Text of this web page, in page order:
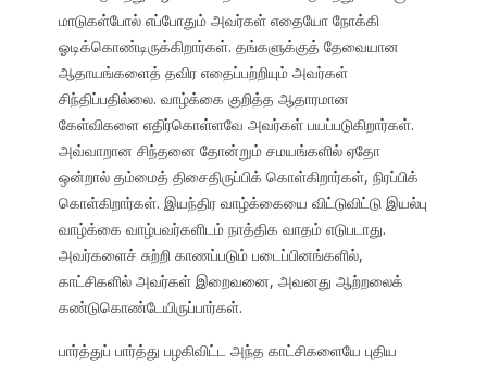
மாடுகள்போல் எப்போதும் அவர்கள் எதையோ நோக்கி
ஓடிக்கொண்டிருக்கிறார்கள். தங்களுக்குத் தேவையான
ஆதாயங்களைத் தவிர எதைப்பற்றியும் அவர்கள்
சிந்திப்பதில்லை. வாழ்க்கை குறித்த ஆதாரமான
கேள்விகளை எதிர்கொள்ளவே அவர்கள் பயப்படுகிறார்கள்.
அவ்வாறான சிந்தனை தோன்றும் சமயங்களில் ஏதோ
ஒன்றால் தம்மைத் திசைதிருப்பிக் கொள்கிறார்கள், நிரப்பிக்
கொள்கிறார்கள். இயந்திர வாழ்க்கையை விட்டுவிட்டு இயல்பு
வாழ்க்கை வாழ்பவர்களிடம் நாத்திக வாதம் எடுபடாது.
அவர்களைச் சுற்றி காணப்படும் படைப்பினங்களில்,
காட்சிகளில் அவர்கள் இறைவனை, அவனது ஆற்றலைக்
கண்டுகொண்டேயிருப்பார்கள்.
பார்த்துப் பார்த்து பழகிவிட்ட அந்த காட்சிகளையே புதிய